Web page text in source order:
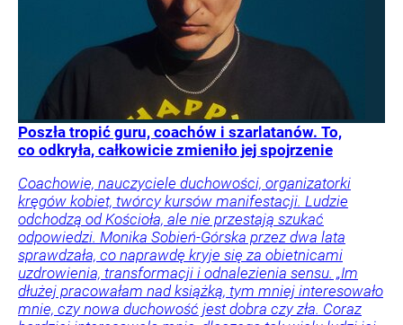
Poszła tropić guru, coachów i szarlatanów. To,
co odkryła, całkowicie zmieniło jej spojrzenie
Coachowie, nauczyciele duchowości, organizatorki
kręgów kobiet, twórcy kursów manifestacji. Ludzie
odchodzą od Kościoła, ale nie przestają szukać
odpowiedzi. Monika Sobień-Górska przez dwa lata
sprawdzała, co naprawdę kryje się za obietnicami
uzdrowienia, transformacji i odnalezienia sensu. „Im
dłużej pracowałam nad książką, tym mniej interesowało
mnie, czy nowa duchowość jest dobra czy zła. Coraz